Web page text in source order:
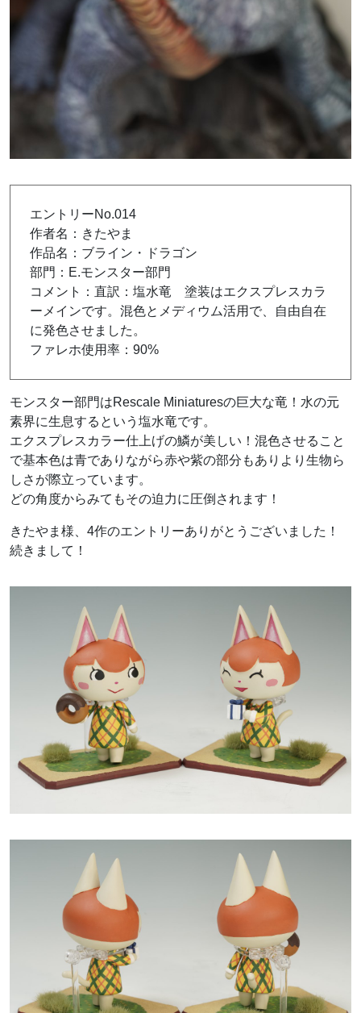
エントリーNo.014
作者名：きたやま
作品名：ブライン・ドラゴン
部門：E.モンスター部門
コメント：直訳：塩水竜 塗装はエクスプレスカラ
ーメインです。混色とメディウム活用で、自由自在
に発色させました。
ファレホ使用率：90%
モンスター部門はRescale Miniaturesの巨大な竜！水の元
素界に生息するという塩水竜です。
エクスプレスカラー仕上げの鱗が美しい！混色させること
で基本色は青でありながら赤や紫の部分もありより生物ら
しさが際立っています。
どの角度からみてもその迫力に圧倒されます！
きたやま様、4作のエントリーありがとうございました！
続きまして！